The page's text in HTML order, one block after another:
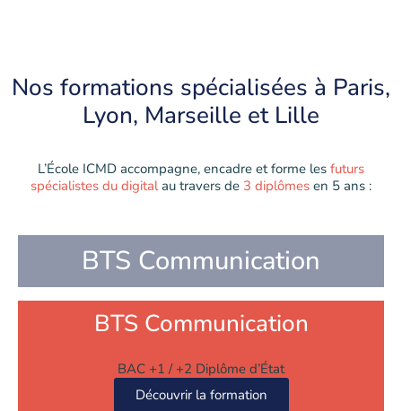
Nos formations spécialisées à Paris,
Lyon, Marseille et Lille
L’École ICMD accompagne, encadre et forme les futurs
spécialistes du digitalau travers de 3 diplômes en 5 ans :
BTS Communication
BTS Communication
BAC +1 / +2 Diplôme d’État
Découvrir la formation